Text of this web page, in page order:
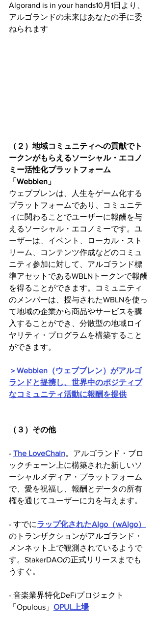
Algorand is in your hands10月1日より、
アルゴランドの未来はあなたの手に委
ねられます
（２）地域コミュニティへの貢献でト
ークンがもらえるソーシャル・エコノ
ミー活性化プラットフォーム
「Webblen」
ウェブブレンは、人生をゲーム化する
プラットフォームであり、コミュニテ
ィに関わることでユーザーに報酬を与
えるソーシャル・エコノミーです。ユ
ーザーは、イベント、ローカル・スト
リーム、コンテンツ作成などのコミュ
ニティ参加に対して、アルゴランド標
準アセットであるWBLNトークンで報酬
を得ることができます。コミュニティ
のメンバーは、授与されたWBLNを使っ
て地域の企業から商品やサービスを購
入することができ、分散型の地域ロイ
ヤリティ・プログラムを構築すること
ができます。
＞Webblen（ウェブブレン）がアルゴ
ランドと提携し、世界中のポジティブ
なコミュニティ活動に報酬を提供
（３）その他
- The LoveChain。アルゴランド・ブロ
ックチェーン上に構築された新しいソ
ーシャルメディア・プラットフォーム
で、愛を祝福し、報酬とデータの所有
権を通じてユーザーに力を与えます。
- すでにラップ化されたAlgo（wAlgo）
のトランザクションがアルゴランド・
メンネット上で観測されているようで
す。StakerDAOの正式リリースまでも
うすぐ。
- 音楽業界特化DeFiプロジェクト
「Opulous」 OPUL上場